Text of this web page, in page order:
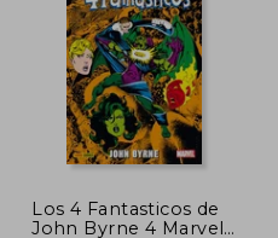
5%
Los 4 Fantasticos de
John Byrne 4 Marvel